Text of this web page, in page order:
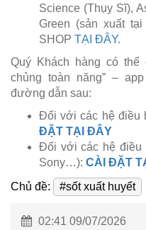
Science (Thụy Sĩ),
Green (sản xuất
SHOP TẠI ĐÂY.
Quý Khách hàng có
chủng toàn năng” –
đường dẫn sau:
Đối với các hệ điều
ĐẶT TẠI ĐÂY
Đối với các hệ điều
Sony…): CÀI ĐẶT
Chủ đề:
#sốt xuất huyết
02:41 09/07/2026